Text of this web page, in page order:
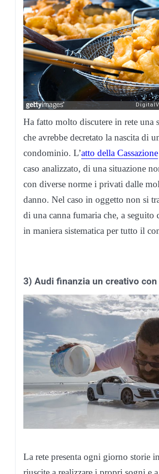
Ha fatto molto discutere in rete una
che avrebbe decretato la nascita di
condominio. L’atto della Cassazione
caso analizzato, di una situazione
con diverse norme i privati dalle
danno. Nel caso in oggetto non si
di una canna fumaria che, a
in maniera sistematica per tutto il
3) Audi finanzia un creativo
La rete presenta ogni giorno storie